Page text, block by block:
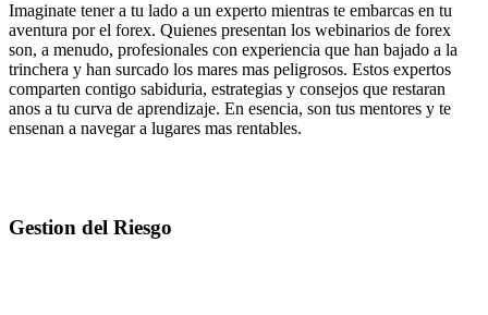
Imaginate tener a tu lado a un experto mientras te embarcas en tu
aventura por el forex. Quienes presentan los webinarios de forex
son, a menudo, profesionales con experiencia que han bajado a la
trinchera y han surcado los mares mas peligrosos. Estos expertos
comparten contigo sabiduria, estrategias y consejos que restaran
anos a tu curva de aprendizaje. En esencia, son tus mentores y te
ensenan a navegar a lugares mas rentables.
Gestion del Riesgo